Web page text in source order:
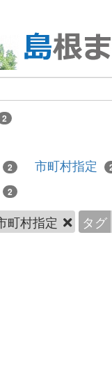
2
2 市町村指定
2
町村指定
タグ